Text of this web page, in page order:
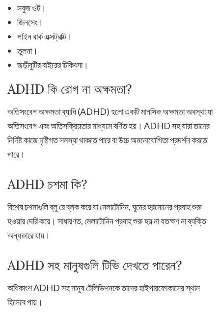
সবুজ ওট।
জিনসেং।
পাইন বার্ক এক্সট্রাক্ট।
তুলনা।
জড়ীবুটির বাইরের চিকিৎসা।
ADHD কি রোগ না অক্ষমতা?
অতিসংবেগ অক্ষমতা ব্যাধি (ADHD) হলো একটি মানসিক অক্ষমতা অবস্থা যা
অতিসংবেগ এবং অতিসক্রিয়তার মাধ্যমে বর্ণিত হয়। ADHD সহ যারা তাদের
নির্দিষ্ট কাজে দৃষ্টিগত সমস্যা থাকতে পারে বা উচ্চ অমনোযোগিতা প্রদর্শন করতে
পারে।
ADHD চশমা কি?
বিশেষ চশমাগুলি ব্লু রে ব্লক করে যা মেলাটোনিন, ঘুমের হরমোনের প্রবাহ শুরু
হওয়ার দেরি করে। সাধারণত, মেলাটোনিন প্রবাহ শুরু হয় না যতক্ষণ না ব্যক্তি
অন্ধকারে যায়।
ADHD সহ মানুষগুলি টিভি দেখতে পারেন?
অধিকাংশ ADHD সহ মানুষ টেলিভিশনকে তাদের হাইপারফোকাসের স্থান
হিসেবে পায়।